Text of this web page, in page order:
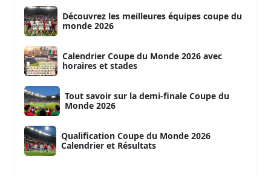
Découvrez les meilleures équipes coupe du
monde 2026
Calendrier Coupe du Monde 2026 avec
horaires et stades
Tout savoir sur la demi-finale Coupe du
Monde 2026
Qualification Coupe du Monde 2026
Calendrier et Résultats